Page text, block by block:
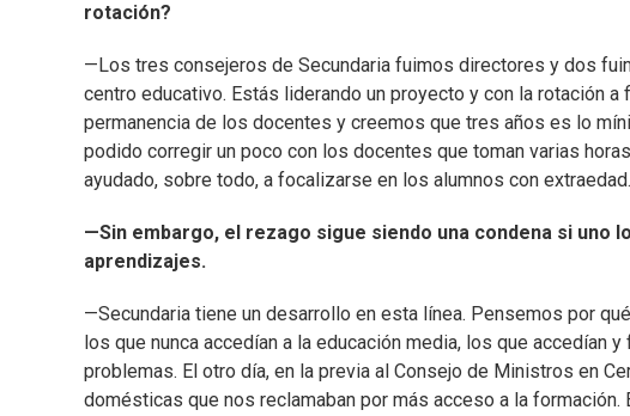
rotación?
—Los tres consejeros de Secundaria fuimos directores y dos
centro educativo. Estás liderando un proyecto y con la rotación
permanencia de los docentes y creemos que tres años es lo
podido corregir un poco con los docentes que toman varias
ayudado, sobre todo, a focalizarse en los alumnos con extraedad.
—Sin embargo, el rezago sigue siendo una condena si uno
aprendizajes.
—Secundaria tiene un desarrollo en esta línea. Pensemos por
los que nunca accedían a la educación media, los que accedían
problemas. El otro día, en la previa al Consejo de Ministros en
domésticas que nos reclamaban por más acceso a la